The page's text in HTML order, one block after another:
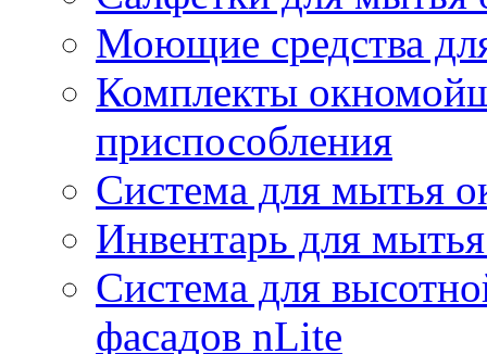
Моющие средства
Комплекты
приспособления
Система для мытья
Инвентарь для
Система для
фасадов nLite